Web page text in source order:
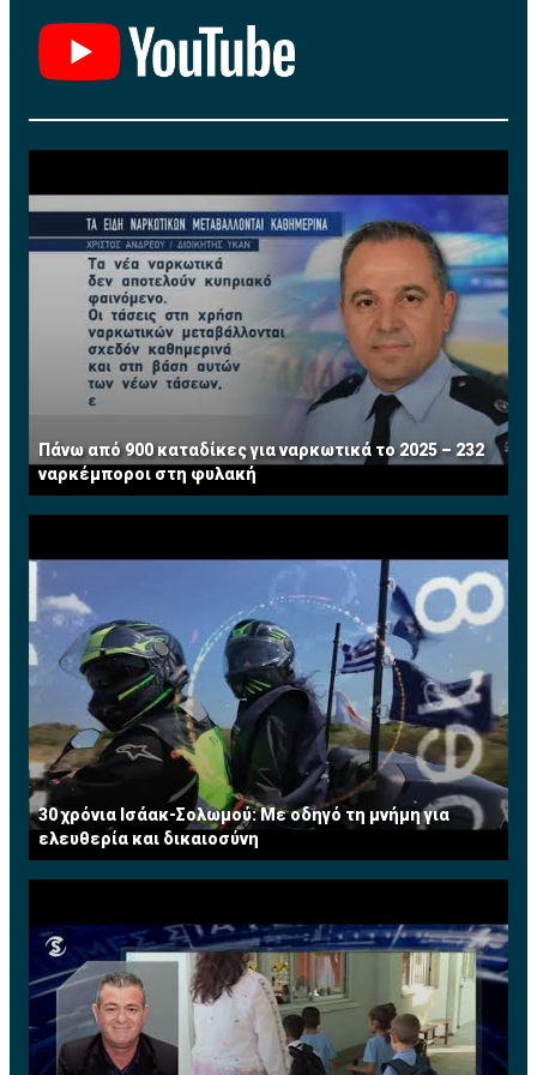
Πάνω από 900 καταδίκες για ναρκωτικά το 2025 – 232
ναρκέμποροι στη φυλακή
30 χρόνια Ισάακ-Σολωμού: Με οδηγό τη μνήμη για
ελευθερία και δικαιοσύνη